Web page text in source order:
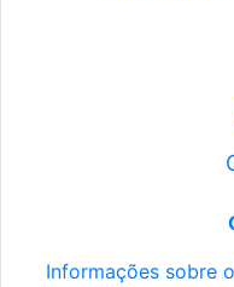
Informações sobre